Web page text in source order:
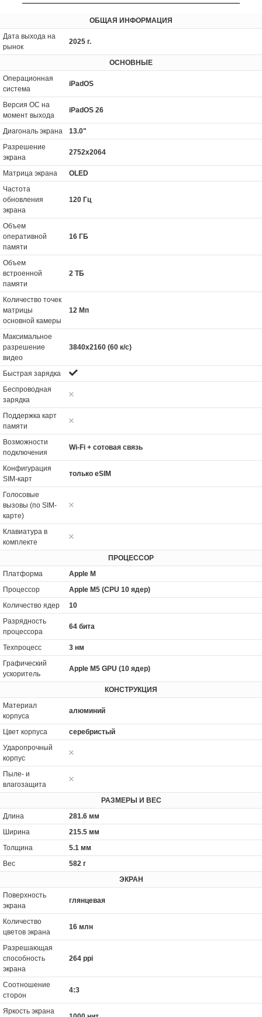
ОБЩАЯ ИНФОРМАЦИЯ
Дата выхода на
рынок
2025 г.
ОСНОВНЫЕ
Операционная
система
iPadOS
Версия ОС на
момент выхода
iPadOS 26
Диагональ экрана
13.0"
Разрешение
экрана
2752x2064
Матрица экрана
OLED
Частота
обновления
экрана
120 Гц
Объем
оперативной
памяти
16 ГБ
Объем
встроенной
памяти
2 ТБ
Количество точек
матрицы
основной камеры
12 Мп
Максимальное
разрешение
видео
3840x2160 (60 к/с)
Быстрая зарядка
Беспроводная
зарядка
Поддержка карт
памяти
Возможности
подключения
Wi-Fi + сотовая связь
Конфигурация
SIM-карт
только eSIM
Голосовые
вызовы (по SIM-
карте)
Клавиатура в
комплекте
ПРОЦЕССОР
Платформа
Apple M
Процессор
Apple M5 (CPU 10 ядер)
Количество ядер
10
Разрядность
процессора
64 бита
Техпроцесс
3 нм
Графический
ускоритель
Apple M5 GPU (10 ядер)
КОНСТРУКЦИЯ
Материал
корпуса
алюминий
Цвет корпуса
серебристый
Ударопрочный
корпус
Пыле- и
влагозащита
РАЗМЕРЫ И ВЕС
Длина
281.6 мм
Ширина
215.5 мм
Толщина
5.1 мм
Вес
582 г
ЭКРАН
Поверхность
экрана
глянцевая
Количество
цветов экрана
16 млн
Разрешающая
способность
экрана
264 ppi
Соотношение
сторон
4:3
Яркость экрана